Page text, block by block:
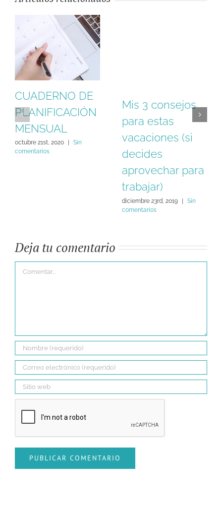
CUADERNO DE
PLANIFICACIÓN
MENSUAL
octubre 21st, 2020
Sin
comentarios
Mis 3 consejos
para estas
vacaciones (si
decides
aprovechar para
trabajar)
diciembre 23rd, 2019 |
Sin
comentarios
Deja tu comentario